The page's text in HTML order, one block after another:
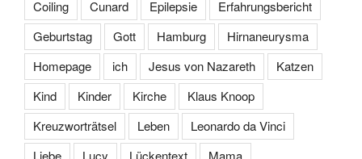
Coiling
Cunard Epilepsie
Erfahrungsbericht
Geburtstag
Gott Hamburg
Hirnaneurysma
Homepage
ich Jesus von Nazareth
Katzen
Kind
Kinder Kirche
Klaus Knoop
Kreuzworträtsel
Leben
Leonardo da Vinci
Liebe
Lucy Lückentext
Mama